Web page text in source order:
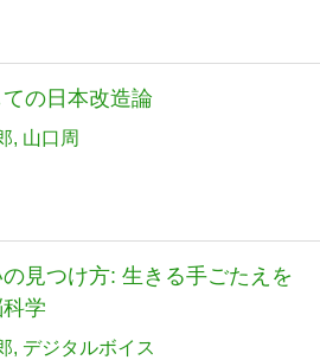
の日本改造論
山口周
見つけ方: 生きる手ごたえを
学
デジタルボイス